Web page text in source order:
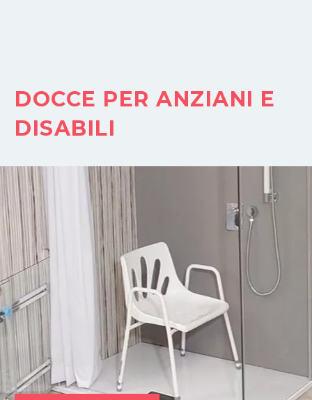
DOCCE PER ANZIANI E
DISABILI